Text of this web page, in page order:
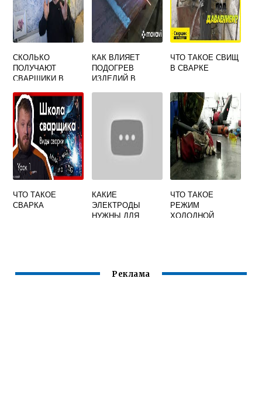
СКОЛЬКО
ПОЛУЧАЮТ
СВАРЩИКИ В
КАК ВЛИЯЕТ
ПОДОГРЕВ
ИЗДЕЛИЙ В
СВАРОЧНЫХ
ДЕФОРМАЦИЙ
ЧТО ТАКОЕ СВИЩ
В СВАРКЕ
ЧТО ТАКОЕ
СВАРКА
КАКИЕ
ЭЛЕКТРОДЫ
НУЖНЫ ДЛЯ
ЧТО ТАКОЕ
РЕЖИМ
ХОЛОДНОЙ
Реклама